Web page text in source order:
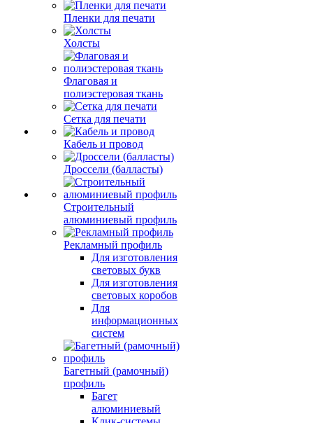
Пленки для печати
Холсты
Флаговая и
полиэстеровая ткань
Сетка для печати
Кабель и провод
Дроссели (балласты)
Строительный
алюминиевый профиль
Рекламный профиль
Для изготовления
световых букв
Для изготовления
световых коробов
Для
информационных
систем
Багетный (рамочный)
профиль
Багет
алюминиевый